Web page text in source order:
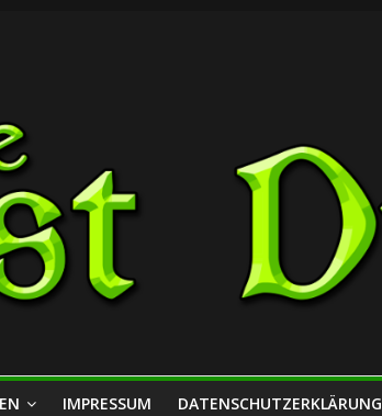
IMPRESSUM DATENSCHUTZERKLÄRUNG